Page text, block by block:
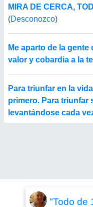
MIRA DE CERCA,
(Desconozco)
Me aparto de la
valor y cobardia a la
Para triunfar en la
primero. Para triunfar
levantándose cada
"Todo de